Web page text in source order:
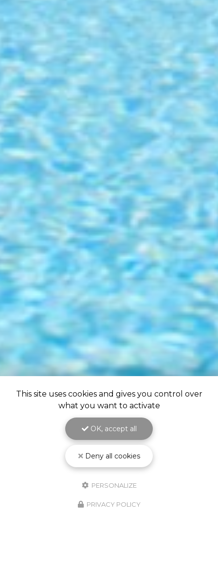
This site uses cookies and gives you control over
what you want to activate
OK, accept all
Deny all cookies
PERSONALIZE
PRIVACY POLICY